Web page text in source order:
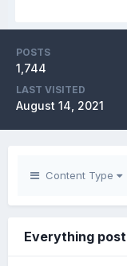
POSTS
1,744
LAST VISITED
August 14, 2021
Content Type
Everything